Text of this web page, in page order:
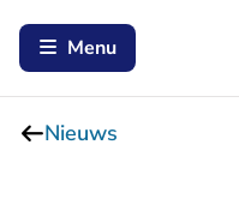
Menu
Nieuws